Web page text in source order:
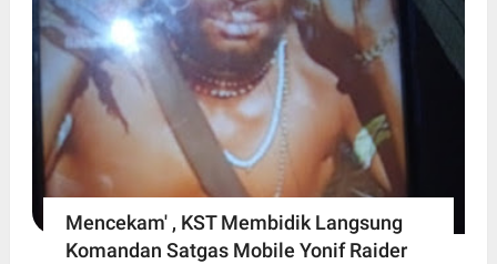
Mencekam' , KST Membidik Langsung
Komandan Satgas Mobile Yonif Raider